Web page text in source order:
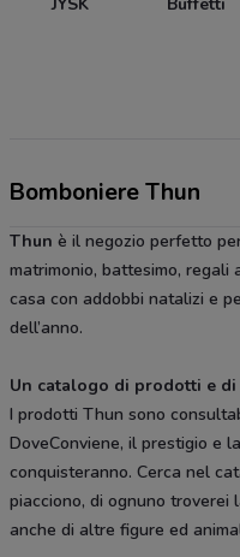
JYSK Buffetti
Bomboniere Thun
Thun è il negozio perfetto
matrimonio, battesimo, regali
casa con addobbi natalizi e
dell’anno.
Un catalogo di prodotti e
I prodotti Thun sono
DoveConviene, il prestigio e
conquisteranno. Cerca nel
piacciono, di ognuno troverei
anche di altre figure ed